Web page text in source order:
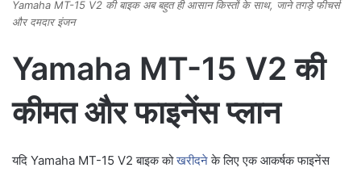
Yamaha MT-15 V2 की बाइक अब बहुत ही आसान किस्तों के साथ, जाने तगड़े फीचर्स
और दमदार इंजन
Yamaha MT-15 V2 की
कीमत और फाइनेंस प्लान
यदि Yamaha MT-15 V2 बाइक कोखरीदनेके लिए एक आकर्षक फाइनेंस